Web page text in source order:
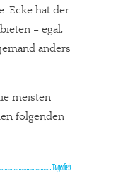
Ecke hat der
– egal,
anders
meisten
folgenden